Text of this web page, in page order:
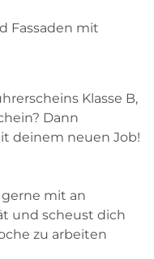
Fassaden mit
Klasse B,
Dann
deinem neuen Job!
mit an
und scheust dich
zu arbeiten